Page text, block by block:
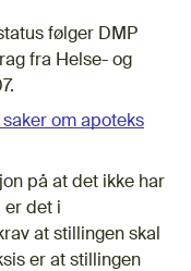
følger DMP
fra Helse- og
om apoteks
på at det ikke har
er det i
at stillingen skal
er at stillingen